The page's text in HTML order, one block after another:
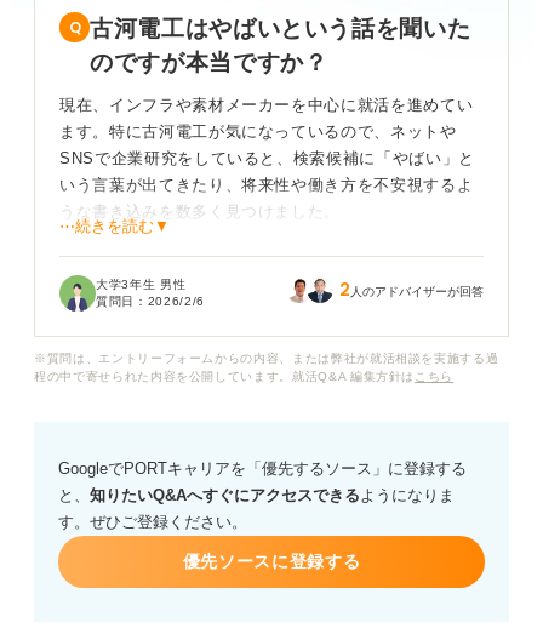
古河電工はやばいという話を聞いた
のですが本当ですか？
現在、インフラや素材メーカーを中心に就活を進めてい
ます。特に古河電工が気になっているので、ネットや
SNSで企業研究をしていると、検索候補に「やばい」と
いう言葉が出てきたり、将来性や働き方を不安視するよ
うな書き込みを数多く見つけました。
ージを勝手に持っていたのですが、実際のところはどう
古河電工で働いたことがある方、よく知っている方、も
しくは就活のプロの視点から見て、この企業の将来性や
懸念点について教えていただきたいです。よろしくお願
いいたします。
⋯続きを読む▼
大学3年生 男性
質問日： 2026/2/6 2 人のアドバイザーが回答
※質問は、エントリーフォームからの内容、または弊社が就活相談を実施する過
程の中で寄せられた内容を公開しています。就活Q&A 編集方針は こちら
GoogleでPORTキャリアを「優先するソース」に登録する
と、 知りたいQ&Aへすぐにアクセスできるようになりま
す。ぜひご登録ください。
優先ソースに登録する